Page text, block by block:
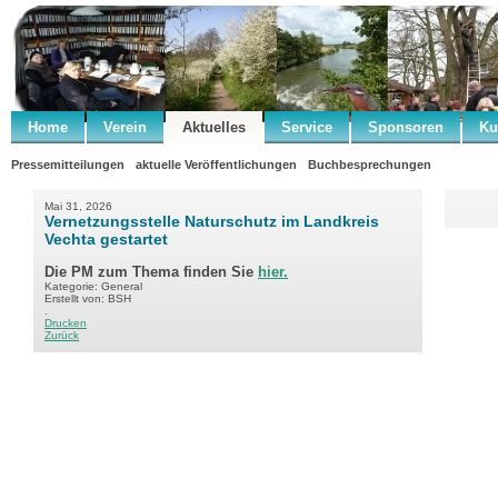
Home Verein Aktuelles Service Sponsoren
Pressemitteilungen aktuelle Veröffentlichungen Buchbesprechungen
Mai 31, 2026
Vernetzungsstelle Naturschutz im Landkreis
Vechta gestartet
Die PM zum Thema finden Sie hier.
Kategorie: General
Erstellt von: BSH
Drucken
Zurück